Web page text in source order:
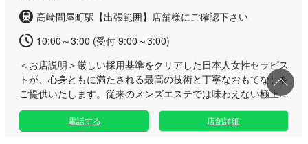
高崎問屋町駅【出張範囲】店舗様にご確認下さい
10:00～3:00 (受付 9:00～3:00)
＜お店説明＞ 厳しい採用基準をクリアした日本人女性セラピス
トが、心身ともに満たされる最高の技術と丁寧なおもてなしを
ご提供いたします。従来のメンズエステでは味わえない極上の
癒やしタイムをご堪能ください。 日々忙しく過ごすビジネス
マンや自分へのご褒美を求める大人男性へ向け、周りの目を気
にせず過ごせる洗練された完全プライベート空間をご用意。容
電話する 店舗詳細